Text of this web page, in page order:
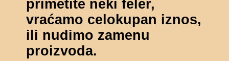
primetite neki feler,
vraćamo celokupan iznos,
ili nudimo zamenu
proizvoda.